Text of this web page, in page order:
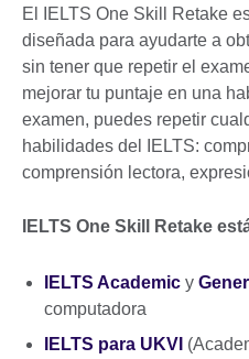
El IELTS One Skill Retake
diseñada para ayudarte a
sin tener que repetir el
mejorar tu puntaje en una
examen, puedes repetir
habilidades del IELTS:
comprensión lectora,
IELTS One Skill Retake
IELTS Academic y
computadora
IELTS para UKVI